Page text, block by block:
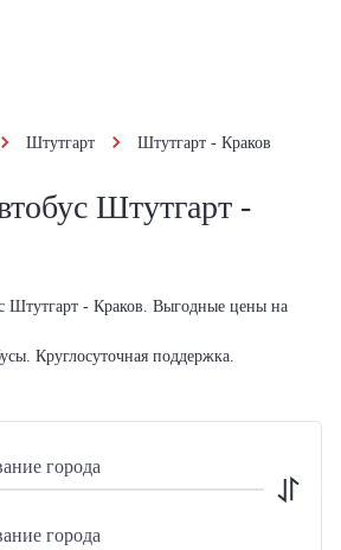
Штутгарт Штутгарт - Краков
Штутгарт -
Штутгарт - Краков. Выгодные цены на
Круглосуточная поддержка.